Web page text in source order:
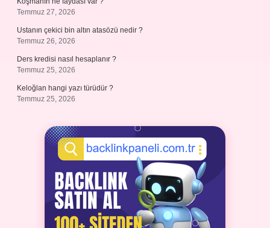
Temmuz 27, 2026
Ustanın çekici bin altın atasözü nedir ?
Temmuz 26, 2026
Ders kredisi nasıl hesaplanır ?
Temmuz 25, 2026
Keloğlan hangi yazı türüdür ?
Temmuz 25, 2026